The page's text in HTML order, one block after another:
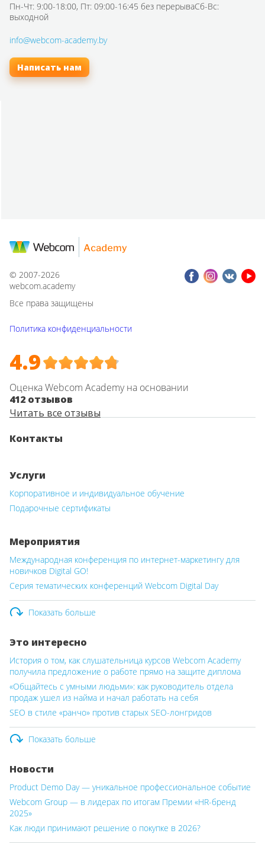
Пн-Чт: 9:00-18:00, Пт: 09:00-16:45 без перерываСб-Вс:
выходной
info@webcom-academy.by
Написать нам
Контакты
© 2007-2026
webcom.academy
Все права защищены
Политика конфиденциальности
4.9
Оценка Webcom Academy на основании
412 отзывов
Читать все отзывы
Услуги
Корпоративное и индивидуальное обучение
Подарочные сертификаты
Мероприятия
Международная конференция по интернет-маркетингу для
новичков Digital GO!
Серия тематических конференций Webcom Digital Day
Показать больше
Это интересно
История о том, как слушательница курсов Webcom Academy
получила предложение о работе прямо на защите диплома
«Общайтесь с умными людьми»: как руководитель отдела
продаж ушел из найма и начал работать на себя
SEO в стиле «ранчо» против старых SEO-лонгридов
Показать больше
Новости
Product Demo Day — уникальное профессиональное событие
Webcom Group — в лидерах по итогам Премии «HR-бренд
2025»
Как люди принимают решение о покупке в 2026?